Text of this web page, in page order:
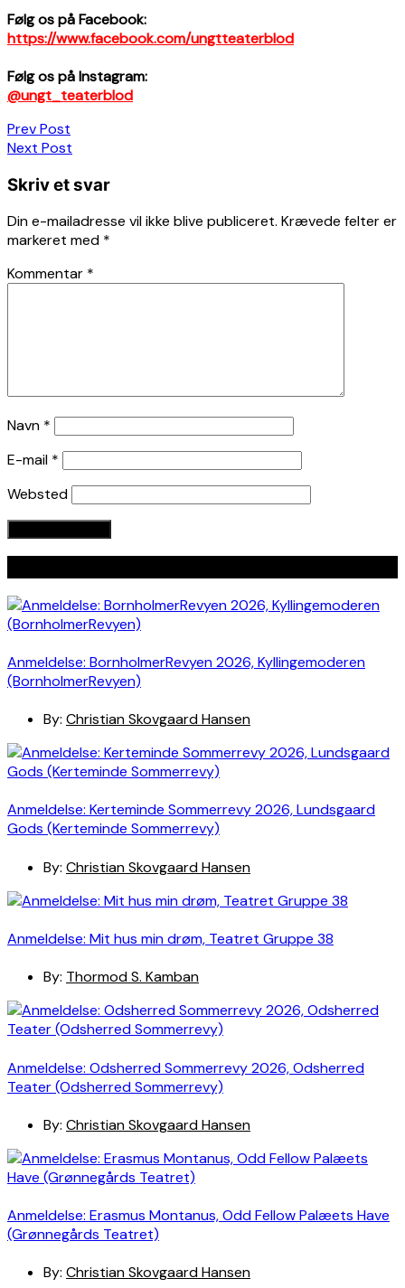
Følg os på Facebook:
https://www.facebook.com/ungtteaterblod
Følg os på Instagram:
@ungt_teaterblod
Indlægsnavigation
Prev Post
Next Post
Skriv et svar
Din e-mailadresse vil ikke blive publiceret. Krævede felter er
markeret med *
Kommentar *
Navn *
E-mail *
Websted
Anmeldelse: BornholmerRevyen 2026, Kyllingemoderen
(BornholmerRevyen)
By: Christian Skovgaard Hansen
Anmeldelse: Kerteminde Sommerrevy 2026, Lundsgaard
Gods (Kerteminde Sommerrevy)
By: Christian Skovgaard Hansen
Anmeldelse: Mit hus min drøm, Teatret Gruppe 38
By: Thormod S. Kamban
Anmeldelse: Odsherred Sommerrevy 2026, Odsherred
Teater (Odsherred Sommerrevy)
By: Christian Skovgaard Hansen
Anmeldelse: Erasmus Montanus, Odd Fellow Palæets Have
(Grønnegårds Teatret)
By: Christian Skovgaard Hansen